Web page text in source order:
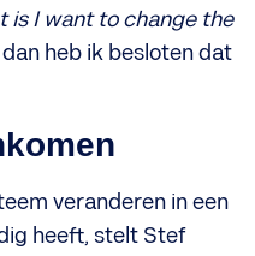
is I want to change the
heb ik besloten dat
veranderen in een
heeft, stelt Stef